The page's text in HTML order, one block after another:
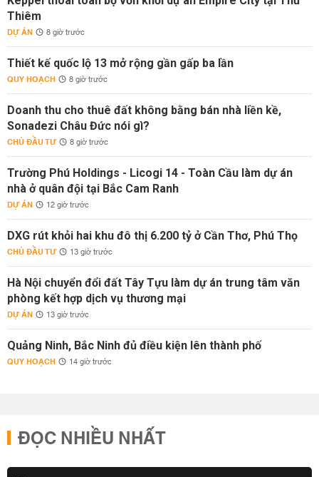
Thiêm
DỰ ÁN 8 giờ trước
Thiết kế quốc lộ 13 mở rộng gần gấp ba lần
QUY HOẠCH 8 giờ trước
Doanh thu cho thuê đất không bằng bán nhà liền kề,
Sonadezi Châu Đức nói gì?
CHỦ ĐẦU TƯ 8 giờ trước
Trường Phú Holdings - Licogi 14 - Toàn Cầu làm dự án
nhà ở quân đội tại Bắc Cam Ranh
DỰ ÁN 12 giờ trước
DXG rút khỏi hai khu đô thị 6.200 tỷ ở Cần Thơ, Phú Thọ
CHỦ ĐẦU TƯ 13 giờ trước
Hà Nội chuyển đổi đất Tây Tựu làm dự án trung tâm văn
phòng kết hợp dịch vụ thương mại
DỰ ÁN 13 giờ trước
Quảng Ninh, Bắc Ninh đủ điều kiện lên thành phố
QUY HOẠCH 14 giờ trước
ĐỌC NHIỀU NHẤT